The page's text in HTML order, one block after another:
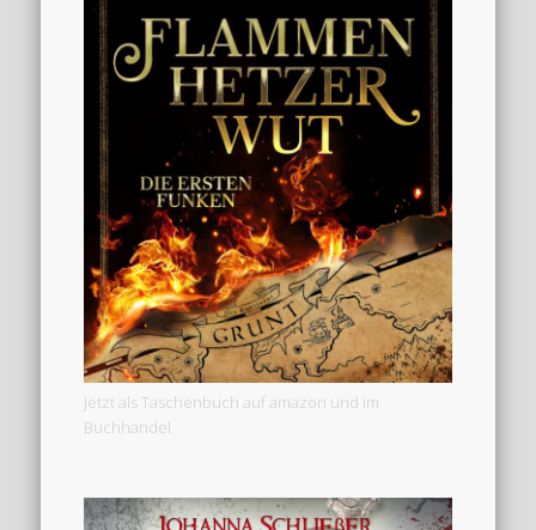
Jetzt als Taschenbuch auf amazon und im
Buchhandel